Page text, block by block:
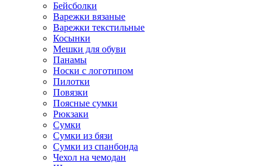
Бейсболки
Варежки вязаные
Варежки текстильные
Косынки
Мешки для обуви
Панамы
Носки с логотипом
Пилотки
Повязки
Поясные сумки
Рюкзаки
Сумки
Сумки из бязи
Сумки из спанбонда
Чехол на чемодан